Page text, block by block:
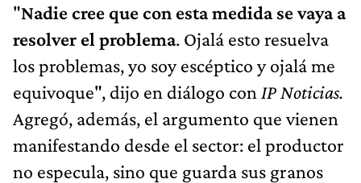
"Nadie cree que con esta medida se vaya a
resolver el problema. Ojalá esto resuelva
los problemas, yo soy escéptico y ojalá me
equivoque", dijo en diálogo con IP Noticias.
Agregó, además, el argumento que vienen
manifestando desde el sector: el productor
no especula, sino que guarda sus granos